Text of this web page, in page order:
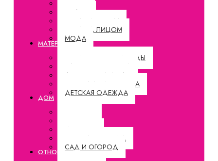
ОТДЫХ
УХОД ЗА ТЕЛОМ
УХОД ЗА ЛИЦОМ
МОДА
МАТЕРИНСТВО
БЕРЕМЕННОСТЬ И РОДЫ
ЗДОРОВЬЕ РЕБЕНКА
ДЕТСКОЕ ПИТАНИЕ
ВОСПИТАНИЕ РЕБЕНКА
ДЕТСКАЯ ОДЕЖДА
ДОМ
ИНТЕРЬЕР
БЫТОВАЯ ТЕХНИКА
САД И ОГОРОД
ОТНОШЕНИЯ